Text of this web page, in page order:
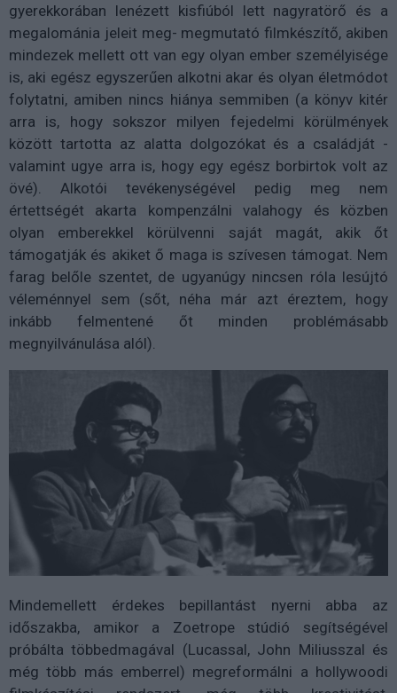
gyerekkorában lenézett kisfiúból lett nagyratörő és a
megalománia jeleit meg- megmutató filmkészítő, akiben
mindezek mellett ott van egy olyan ember személyisége
is, aki egész egyszerűen alkotni akar és olyan életmódot
folytatni, amiben nincs hiánya semmiben (a könyv kitér
arra is, hogy sokszor milyen fejedelmi körülmények
között tartotta az alatta dolgozókat és a családját -
valamint ugye arra is, hogy egy egész borbirtok volt az
övé). Alkotói tevékenységével pedig meg nem
értettségét akarta kompenzálni valahogy és közben
olyan emberekkel körülvenni saját magát, akik őt
támogatják és akiket ő maga is szívesen támogat. Nem
farag belőle szentet, de ugyanúgy nincsen róla lesújtó
véleménnyel sem (sőt, néha már azt éreztem, hogy
inkább felmentené őt minden problémásabb
megnyilvánulása alól).
Mindemellett érdekes bepillantást nyerni abba az
időszakba, amikor a Zoetrope stúdió segítségével
próbálta többedmagával (Lucassal, John Miliusszal és
még több más emberrel) megreformálni a hollywoodi